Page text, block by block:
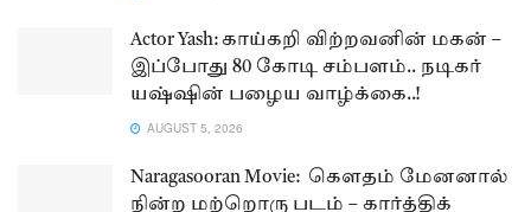
Actor Yash: காய்கறி விற்றவனின் மகன் –
இப்போது 80 கோடி சம்பளம்.. நடிகர்
யஷ்ஷின் பழைய வாழ்க்கை..!
AUGUST 5, 2026
Naragasooran Movie: கௌதம் மேனனால்
நின்ற மற்றொரு படம் – கார்த்திக்